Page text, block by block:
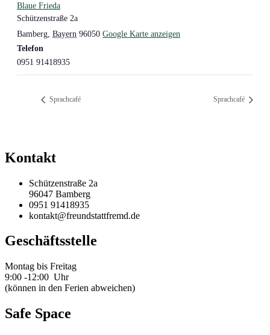
Blaue Frieda
Schützenstraße 2a
Bamberg Bayern 96050 Google Karte anzeigen
Telefon
0951 91418935
Sprachcafé Sprachcafé
Kontakt
Schützenstraße 2a
96047 Bamberg
0951 91418935
kontakt@freundstattfremd.de
Geschäftsstelle
Montag bis Freitag
9:00 -12:00 Uhr
(können in den Ferien abweichen)
Safe Space